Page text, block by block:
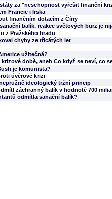
za "neschopnost vyřešit finanční
Francie i Irska
finančním dotacím z Číny
balík, reakce světových burz je
z Pražského hradu
chyby ze třicátých let
užitečná?
době, aneb Co když se neví, co
je komunista?
úvěrové krizi
ideologický tržní princip
záchranný balík v hodnotě 700
odmítla sanační balík?